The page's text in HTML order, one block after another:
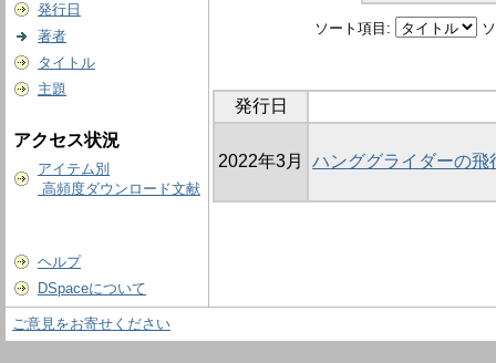
発行日
著者
タイトル
主題
アクセス状況
アイテム別
高頻度ダウンロード文献
ヘルプ
DSpaceについて
ソート項目:
発行日
2022年3月 ハンググライダーの
ご意見をお寄せください